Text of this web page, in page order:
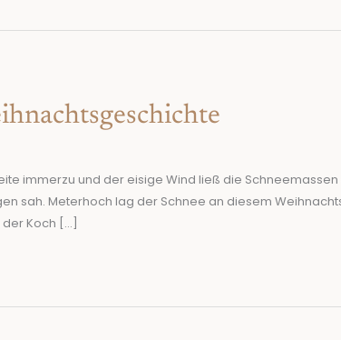
immerzu und der eisige Wind ließ die
sah. Meterhoch lag der Schnee an diesem
Koch […]